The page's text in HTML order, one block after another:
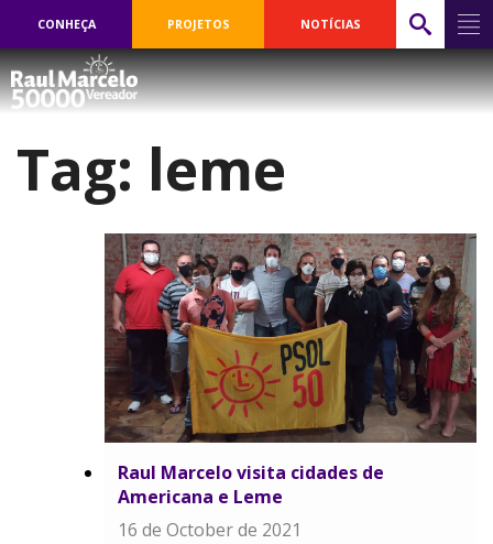
CONHEÇA PROJETOS NOTÍCIAS
Tag: leme
Raul Marcelo visita cidades de
Americana e Leme
16 de October de 2021